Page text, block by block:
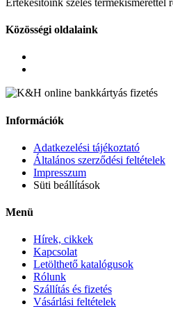
Közösségi oldalaink
Információk
Adatkezelési tájékoztató
Általános szerződési feltételek
Impresszum
Süti beállítások
Menü
Hírek, cikkek
Kapcsolat
Letölthető katalógusok
Rólunk
Szállítás és fizetés
Vásárlási feltételek